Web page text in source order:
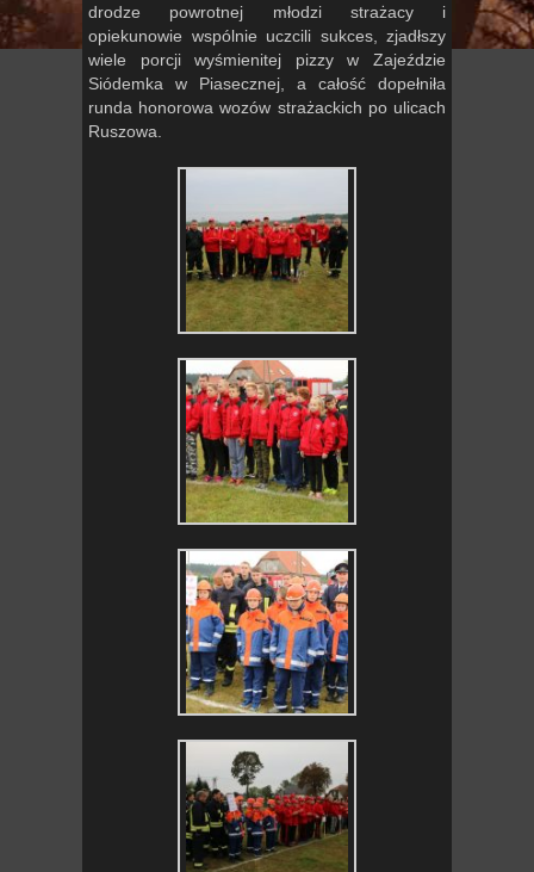
drodze powrotnej młodzi strażacy i
opiekunowie wspólnie uczcili sukces, zjadłszy
wiele porcji wyśmienitej pizzy w Zajeździe
Siódemka w Piasecznej, a całość dopełniła
runda honorowa wozów strażackich po ulicach
Ruszowa.